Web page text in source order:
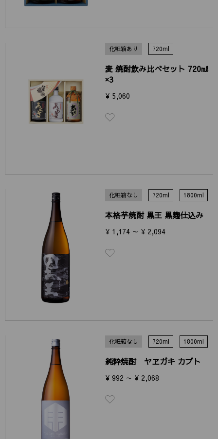
化粧箱あり 720ml
麦 焼酎飲み比べセット 720㎖
×3
¥ 5,060
化粧箱なし 720ml 1800ml
本格芋焼酎 黒王 黒麹仕込み
¥ 1,174 ～ ¥ 2,094
化粧箱なし 720ml 1800ml
純粋焼酎 ヤヱガキ カブト
¥ 992 ～ ¥ 2,068